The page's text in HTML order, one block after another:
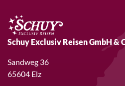
Schuy Exclusiv Reisen GmbH &
Sandweg 36
65604 Elz